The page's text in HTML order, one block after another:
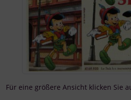
Für eine größere Ansicht klicken Sie